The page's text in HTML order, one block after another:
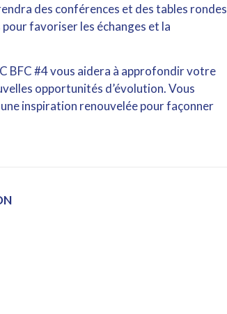
des conférences et des tables rondes
favoriser les échanges et la
BFC #4 vous aidera à approfondir votre
opportunités d’évolution. Vous
inspiration renouvelée pour façonner